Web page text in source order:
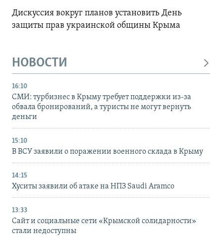
Дискуссия вокруг планов установить День
защиты прав украинской общины Крыма
НОВОСТИ
16:10
СМИ: турбизнес в Крыму требует поддержки из-за
обвала бронирований, а туристы не могут вернуть
деньги
15:10
В ВСУ заявили о поражении военного склада в Крыму
14:15
Хуситы заявили об атаке на НПЗ Saudi Aramco
13:33
Сайт и социальные сети «Крымской солидарности»
стали недоступны